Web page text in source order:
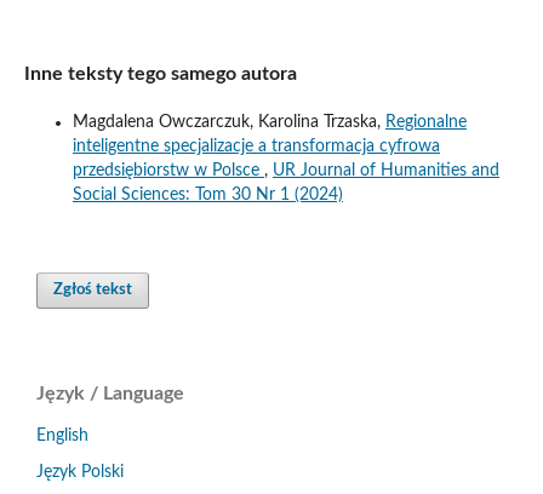
Inne teksty tego samego autora
Magdalena Owczarczuk, Karolina Trzaska, Regionalne
inteligentne specjalizacje a transformacja cyfrowa
przedsiębiorstw w Polsce , UR Journal of Humanities and
Social Sciences: Tom 30 Nr 1 (2024)
Zgłoś tekst
Język / Language
English
Język Polski